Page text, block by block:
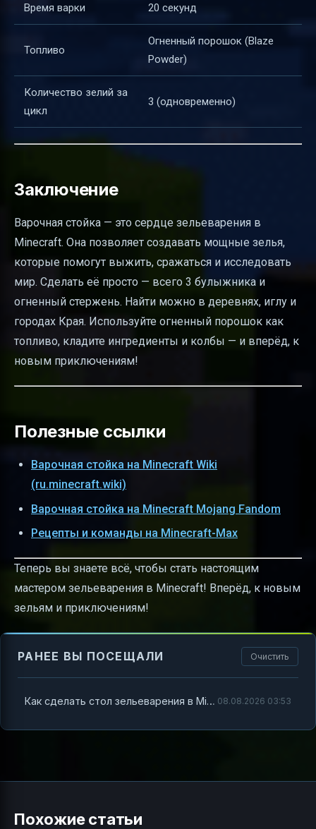
Время варки 20 секунд
Топливо
Огненный порошок (Blaze
Powder)
Количество зелий за
цикл
3 (одновременно)
Заключение
Варочная стойка — это сердце зельеварения в
Minecraft. Она позволяет создавать мощные зелья,
которые помогут выжить, сражаться и исследовать
мир. Сделать её просто — всего 3 булыжника и
огненный стержень. Найти можно в деревнях, иглу и
городах Края. Используйте огненный порошок как
топливо, кладите ингредиенты и колбы — и вперёд, к
новым приключениям!
Полезные ссылки
Варочная стойка на Minecraft Wiki
(ru.minecraft.wiki)
Варочная стойка на Minecraft Mojang Fandom
Рецепты и команды на Minecraft-Max
Теперь вы знаете всё, чтобы стать настоящим
мастером зельеварения в Minecraft! Вперёд, к новым
зельям и приключениям!
РАНЕЕ ВЫ ПОСЕЩАЛИ Очистить
Как сделать стол зельеварения в Minecraft и использовать варочную стойку по полной 08.08.2026 03:53
Похожие статьи